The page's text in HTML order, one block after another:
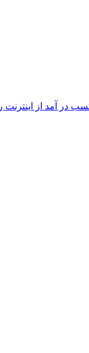
آمد از اینترنت